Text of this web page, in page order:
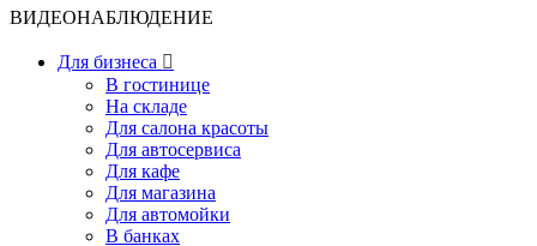
ВИДЕОНАБЛЮДЕНИЕ
Для бизнеса 
В гостинице
На складе
Для салона красоты
Для автосервиса
Для кафе
Для магазина
Для автомойки
В банках